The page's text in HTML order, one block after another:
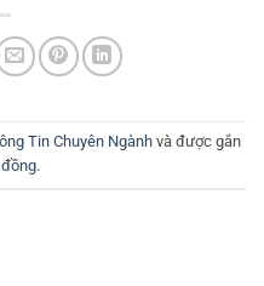
Tin Chuyên Ngành và được gắn
.